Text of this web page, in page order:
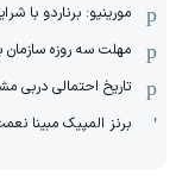
مورینیو: برناردو با
مهلت سه روزه سازمان
تاریخ احتمالی
برنز المپیک مبینا